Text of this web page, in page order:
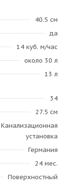
40.5 см
да
14 куб. м/час
около 30 л
13 л
34
27.5 см
Канализационная
установка
Германия
24 мес.
Поверхностный